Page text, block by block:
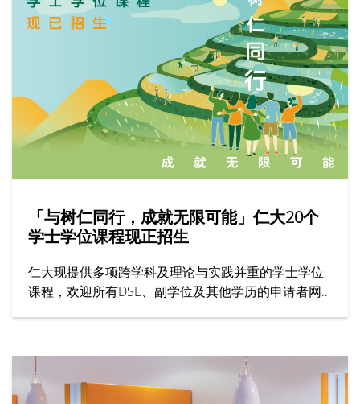
「与树仁同行，成就无限可能」仁大20个
学士学位课程现正招生
仁大现提供多项跨学科及理论与实践并重的学士学位
课程，欢迎所有DSE、副学位及其他学历的申请者网